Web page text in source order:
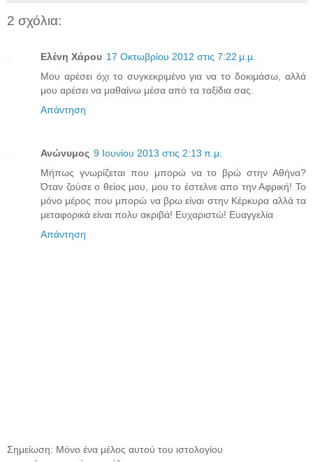
2 σχόλια:
Ελένη Χάρου 17 Οκτωβρίου 2012 στις 7:22 μ.μ.
Μου αρέσει όχι το συγκεκριμένο για να το δοκιμάσω, αλλά
μου αρέσει να μαθαίνω μέσα από τα ταξίδια σας.
Απάντηση
Ανώνυμος 9 Ιουνίου 2013 στις 2:13 π.μ.
Μήπως γνωρίζεται που μπορώ να το βρώ στην Αθήνα?
Όταν ζούσε ο θείος μου, μου το έστελνε απο την Αφρική! Το
μόνο μέρος που μπορώ να βρω είναι στην Κέρκυρα αλλά τα
μεταφορικά είναι πολυ ακριβά! Ευχαριστώ! Ευαγγελία
Απάντηση
Σημείωση: Μόνο ένα μέλος αυτού του ιστολογίου